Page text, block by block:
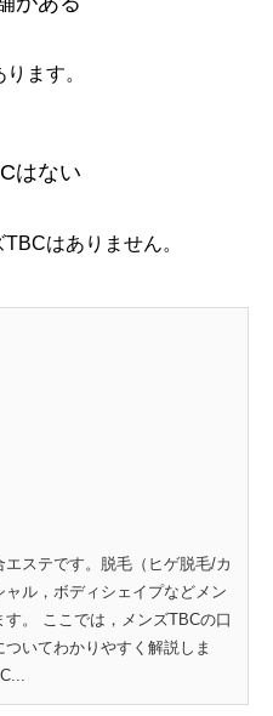
ます。
はない
はありません。
エステです。脱毛（ヒゲ脱毛/カ
ル，ボディシェイプなどメン
。 ここでは，メンズTBCの口
いてわかりやすく解説しま